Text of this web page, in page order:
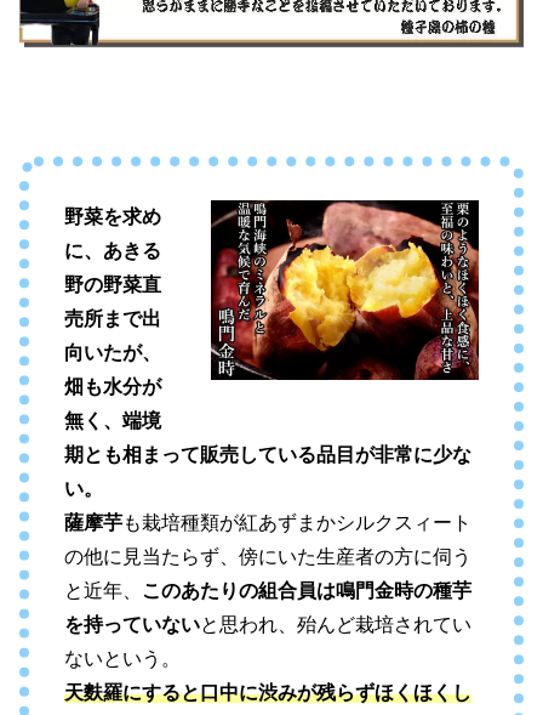
野菜を求め
に、あきる
野の野菜直
売所まで出
向いたが、
畑も水分が
無く、端境
期とも相まって販売している品目が非常に少な
い。
薩摩芋も栽培種類が紅あずまかシルクスィート
の他に見当たらず、傍にいた生産者の方に伺う
と近年、 このあたりの組合員は鳴門金時の種芋
を持っていないと思われ、殆んど栽培されてい
ないという。
天麩羅にすると口中に渋みが残らずほくほくし